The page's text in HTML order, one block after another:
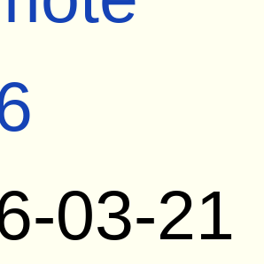
03-21